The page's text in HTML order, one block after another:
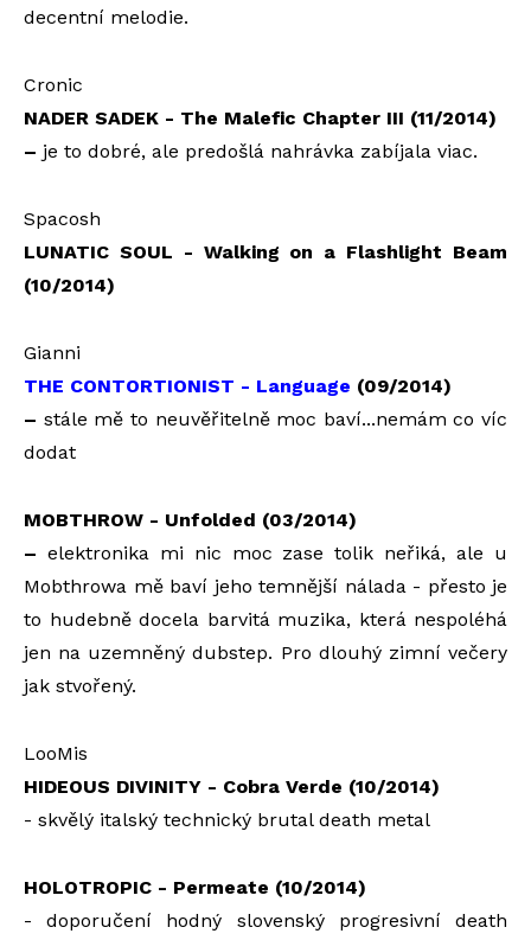
decentní melodie.
Cronic
NADER SADEK - The Malefic Chapter III (11/2014)
– je to dobré, ale predošlá nahrávka zabíjala viac.
Spacosh
LUNATIC SOUL - Walking on a Flashlight Beam
(10/2014)
Gianni
THE CONTORTIONIST - Language (09/2014)
– stále mě to neuvěřitelně moc baví...nemám co víc
dodat
MOBTHROW - Unfolded (03/2014)
– elektronika mi nic moc zase tolik neřiká, ale u
Mobthrowa mě baví jeho temnější nálada - přesto je
to hudebně docela barvitá muzika, která nespoléhá
jen na uzemněný dubstep. Pro dlouhý zimní večery
jak stvořený.
LooMis
HIDEOUS DIVINITY - Cobra Verde (10/2014)
- skvělý italský technický brutal death metal
HOLOTROPIC - Permeate (10/2014)
- doporučení hodný slovenský progresivní death